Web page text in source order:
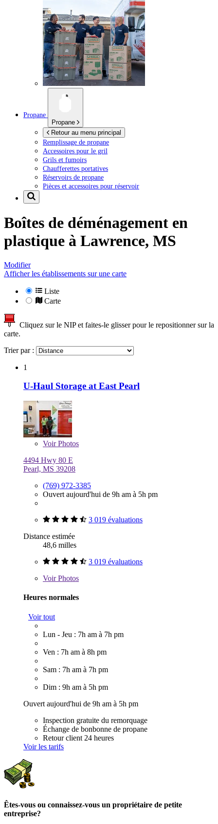
Propane
Propane
Retour au menu principal
Remplissage de propane
Accessoires pour le gril
Grils et fumoirs
Chaufferettes portatives
Réservoirs de propane
Pièces et accessoires pour réservoir
Boîtes de déménagement en
plastique à Lawrence, MS
Modifier
Afficher les établissements sur une carte
Liste
Carte
Cliquez sur le NIP et faites-le glisser pour le repositionner sur la
carte.
Trier par :
1
U-Haul Storage at East Pearl
VoirPhotos
4494 Hwy 80 E
Pearl, MS 39208
(769) 972-3385
Ouvert aujourd'hui de 9h am à 5h pm
3 019 évaluations
Distance estimée
48,6 milles
3 019 évaluations
VoirPhotos
Heures normales
Voir tout
Lun - Jeu : 7h am à 7h pm
Ven : 7h am à 8h pm
Sam : 7h am à 7h pm
Dim : 9h am à 5h pm
Ouvert aujourd'hui de 9h am à 5h pm
Inspection gratuite du remorquage
Échange de bonbonne de propane
Retour client 24 heures
Voir les tarifs
Êtes-vous ou connaissez-vous un propriétaire de petite
entreprise?